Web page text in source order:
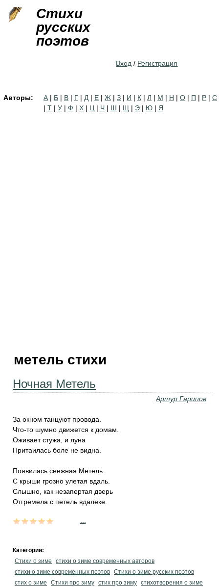
Стихи
русских
поэтов
Вход / Регистрация
Авторы: А | Б | В | Г | Д | Е | Ж | З | И | К | Л | М | Н | О | П | Р | С
| Т | У | Ф | Х | Ц | Ч | Ш | Щ | Э | Ю | Я
метель стихи
Ночная Метель
Артур Гарипов
За окном танцуют провода.
Что-то шумно движется к домам.
Оживает стужа, и луна
Притаилась боле не видна.
Появилась снежная Метель.
С крыши грозно улетая вдаль.
Слышно, как незапертая дверь
Отгремела с петель вдалеке.
Категории:
Стихи о зиме
стихи о зиме современных авторов
стихи о зиме современных поэтов Стихи о зиме русских поэтов
стих о зиме
Стихи про зиму стих про зиму стихотворения о зиме